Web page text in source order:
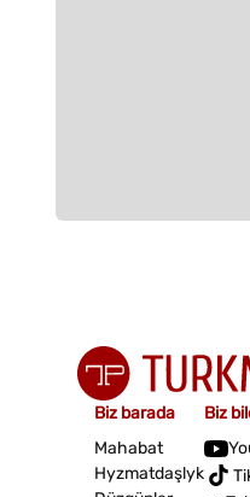
Biz barada
Mahabat
Hyzmatdaşlyk
Biz